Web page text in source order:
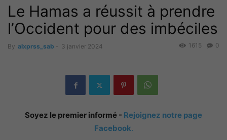
Le Hamas a réussit à prendre
l’Occident pour des imbéciles
By alxprss_sab - 3 janvier 2024 0
1615
Soyez le premier informé - Rejoignez notre page
Facebook.